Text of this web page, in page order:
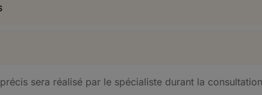
sera réalisé par le spécialiste durant la